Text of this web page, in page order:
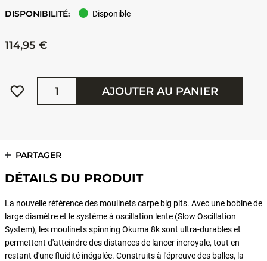
DISPONIBILITÉ: Disponible
114,95 €
Quantité
AJOUTER AU PANIER
PARTAGER
DÉTAILS DU PRODUIT
La nouvelle référence des moulinets carpe big pits. Avec une bobine de
large diamètre et le système à oscillation lente (Slow Oscillation
System), les moulinets spinning Okuma 8k sont ultra-durables et
permettent d'atteindre des distances de lancer incroyale, tout en
restant d'une fluidité inégalée. Construits à l'épreuve des balles, la